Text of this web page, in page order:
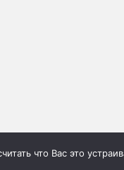
что Вас это